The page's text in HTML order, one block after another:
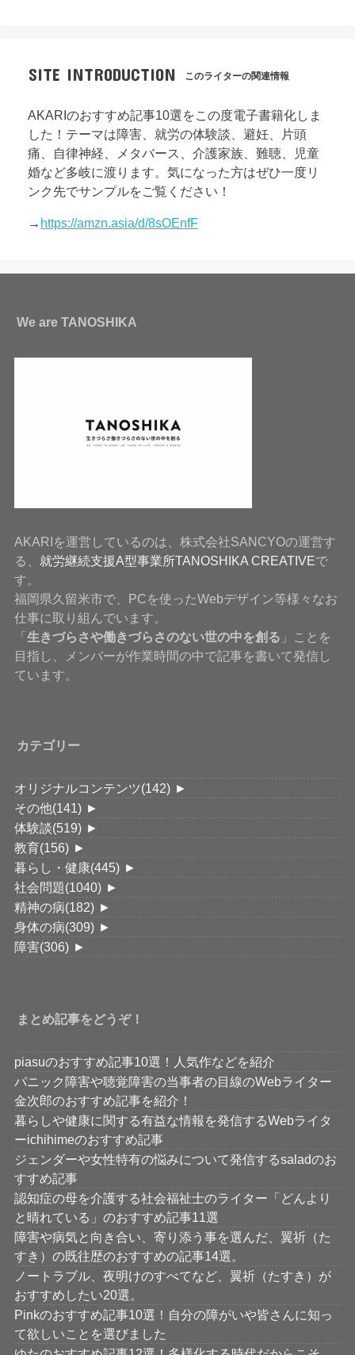
SITE INTRODUCTION このライターの関連情報
AKARIのおすすめ記事10選をこの度電子書籍化しま
した！テーマは障害、就労の体験談、避妊、片頭
痛、自律神経、メタバース、介護家族、難聴、児童
婚など多岐に渡ります。気になった方はぜひ一度リ
ンク先でサンプルをご覧ください！
→ https://amzn.asia/d/8sOEnfF
We are TANOSHIKA
AKARIを運営しているのは、株式会社SANCYOの運営す
る、 就労継続支援A型事業所TANOSHIKA CREATIVEで
す。
福岡県久留米市で、PCを使ったWebデザイン等様々なお
仕事に取り組んでいます。
「生きづらさや働きづらさのない世の中を創る 」ことを
目指し、メンバーが作業時間の中で記事を書いて発信し
ています。
カテゴリー
オリジナルコンテンツ(142) ►
その他(141) ►
体験談(519) ►
教育(156) ►
暮らし・健康(445) ►
社会問題(1040) ►
精神の病(182) ►
身体の病(309) ►
障害(306) ►
まとめ記事をどうぞ！
piasuのおすすめ記事10選！人気作などを紹介
パニック障害や聴覚障害の当事者の目線のWebライター
金次郎のおすすめ記事を紹介！
暮らしや健康に関する有益な情報を発信するWebライタ
ーichihimeのおすすめ記事
ジェンダーや女性特有の悩みについて発信するsaladのお
すすめ記事
認知症の母を介護する社会福祉士のライター「どんより
と晴れている」のおすすめ記事11選
障害や病気と向き合い、寄り添う事を選んだ、翼祈（た
すき）の既往歴のおすすめの記事14選。
ノートラブル、夜明けのすべてなど、翼祈（たすき）が
おすすめしたい20選。
Pinkのおすすめ記事10選！自分の障がいや皆さんに知っ
て欲しいことを選びました